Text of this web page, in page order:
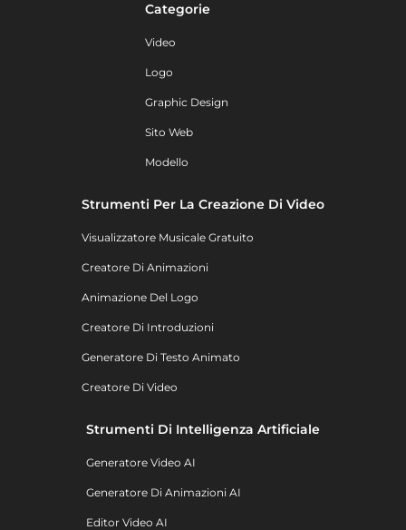
Categorie
Video
Logo
Graphic Design
Sito Web
Modello
Strumenti Per La Creazione Di Video
Visualizzatore Musicale Gratuito
Creatore Di Animazioni
Animazione Del Logo
Creatore Di Introduzioni
Generatore Di Testo Animato
Creatore Di Video
Strumenti Di Intelligenza Artificiale
Generatore Video AI
Generatore Di Animazioni AI
Editor Video AI